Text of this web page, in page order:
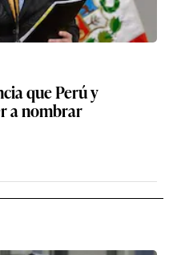
que Perú y
a nombrar